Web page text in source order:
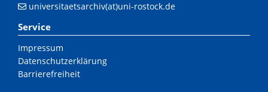
universitaetsarchiv(at)uni-rostock.de
Service
Impressum
Datenschutzerklärung
Barrierefreiheit